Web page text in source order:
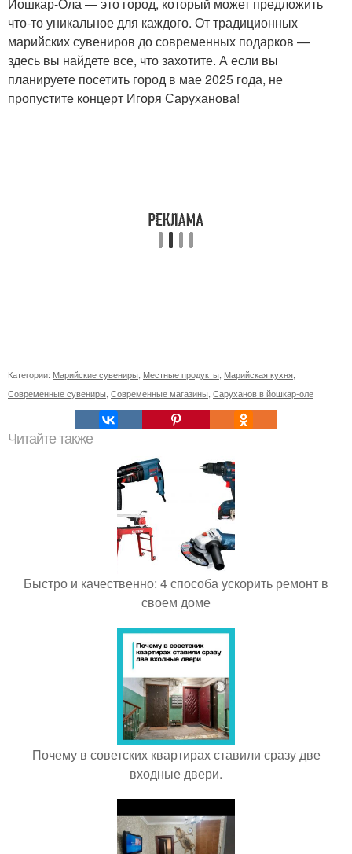
что-то уникальное для каждого. От традиционных
марийских сувениров до современных подарков —
здесь вы найдете все, что захотите. А если вы
планируете посетить город в мае 2025 года, не
пропустите концерт Игоря Саруханова!
Категории: Марийские сувениры Местные продукты Марийская кухня
Современные сувениры Современные магазины Саруханов в йошкар-оле
Читайте также
Быстро и качественно: 4 способа ускорить ремонт в
своем доме
Почему в советских квартирах ставили сразу две
входные двери.